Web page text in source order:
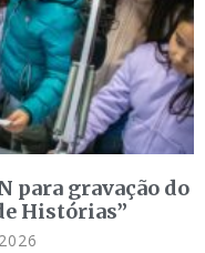
para gravação do
Histórias”